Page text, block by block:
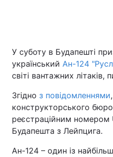
У суботу в Будапешті
український Ан-124
світі вантажних літаків,
Згідно з повідомленнями
конструкторського
реєстраційним номером
Будапешта з Лейпцига.
Ан-124 – один із